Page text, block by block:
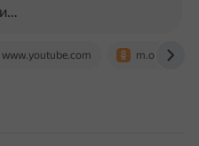
www.youtube.com m.ok.ru